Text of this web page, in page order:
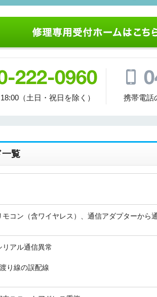
（土日・祝日を除く） 携帯電話
一覧
モコン（含ワイヤレス）、通信アダプターから
リアル通信異常
り線の誤配線